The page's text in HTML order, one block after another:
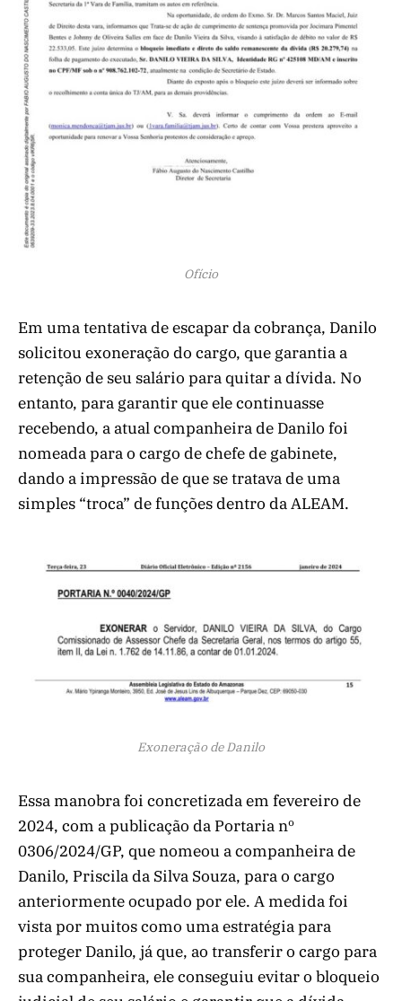
Ofício
Em uma tentativa de escapar da cobrança, Danilo
solicitou exoneração do cargo, que garantia a
retenção de seu salário para quitar a dívida. No
entanto, para garantir que ele continuasse
recebendo, a atual companheira de Danilo foi
nomeada para o cargo de chefe de gabinete,
dando a impressão de que se tratava de uma
simples “troca” de funções dentro da ALEAM.
Exoneração de Danilo
Essa manobra foi concretizada em fevereiro de
2024, com a publicação da Portaria nº
0306/2024/GP, que nomeou a companheira de
Danilo, Priscila da Silva Souza, para o cargo
anteriormente ocupado por ele. A medida foi
vista por muitos como uma estratégia para
proteger Danilo, já que, ao transferir o cargo para
sua companheira, ele conseguiu evitar o bloqueio